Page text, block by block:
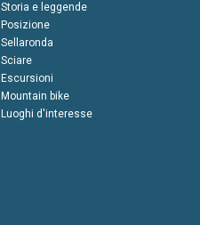
Storia e leggende
Posizione
Sellaronda
Sciare
Escursioni
Mountain bike
Luoghi d'interesse